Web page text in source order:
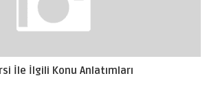
İle İlgili Konu Anlatımları